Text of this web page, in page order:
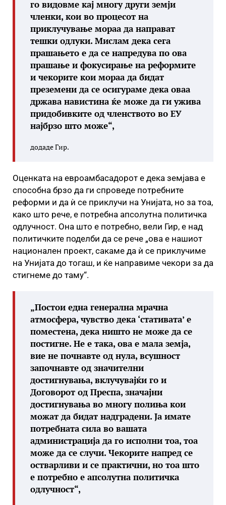
го видовме кај многу други земји
членки, кои во процесот на
приклучување мораа да направат
тешки одлуки. Мислам дека сега
прашањето е да се напредува по ова
прашање и фокусирање на реформите
и чекорите кои мораа да бидат
преземени да се осигураме дека оваа
држава навистина ќе може да ги ужива
придобивките од членството во ЕУ
најбрзо што може“,
додаде Гир.
Оценката на евроамбасадорот е дека земјава е
способна брзо да ги спроведе потребните
реформи и да ѝ се приклучи на Унијата, но за тоа,
како што рече, е потребна апсолутна политичка
одлучност. Она што е потребно, вели Гир, е над
политичките поделби да се рече „ова е нашиот
национален проект, сакаме да ѝ се приклучиме
на Унијата до тогаш, и ќе направиме чекори за да
стигнеме до таму“.
„Постои една генерална мрачна
атмосфера, чувство дека ‘стативата’ е
поместена, дека ништо не може да се
постигне. Не е така, ова е мала земја,
вие не почнавте од нула, всушност
започнавте од значителни
достигнувања, вклучувајќи го и
Договорот од Преспа, значајни
достигнувања во многу полиња кои
можат да бидат надградени. Ја имате
потребната сила во вашата
администрација да го исполни тоа, тоа
може да се случи. Чекорите напред се
остварливи и се практични, но тоа што
е потребно е апсолутна политичка
одлучност“,